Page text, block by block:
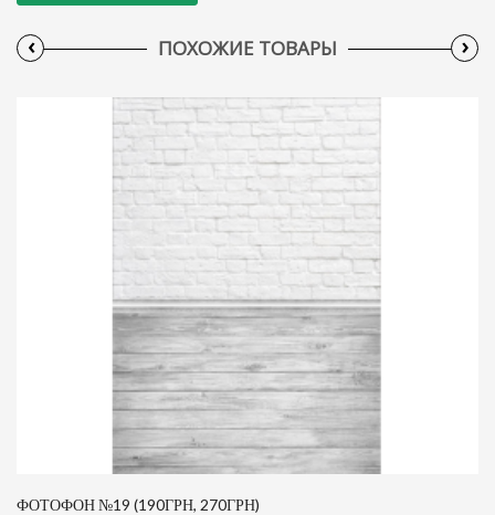
ПОХОЖИЕ ТОВАРЫ
‹ ›
ФОТОФОН №19 (190ГРН, 270ГРН)